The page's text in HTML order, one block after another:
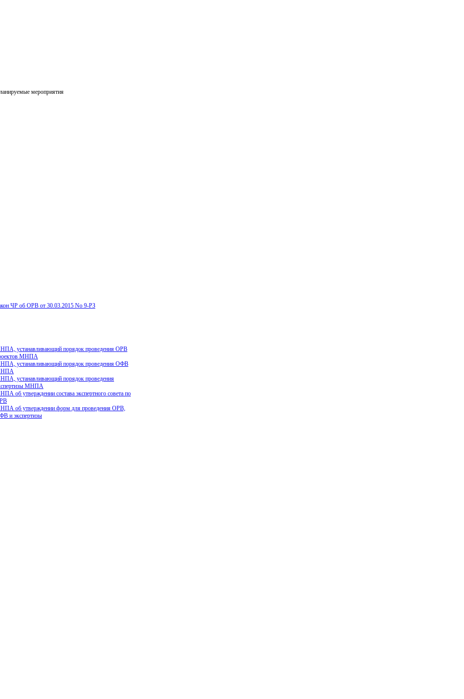
мероприятия
ЧР об ОРВ от 30.03.2015 No 9-РЗ
устанавливающий порядок проведения ОРВ
МНПА
устанавливающий порядок проведения ОФВ
устанавливающий порядок проведения
МНПА
об утверждении состава экспертного совета по
об утверждении форм для проведения ОРВ,
и экспертизы